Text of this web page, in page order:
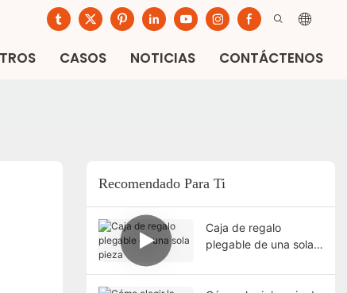
CASOS NOTICIAS CONTÁCTENOS
Recomendado Para Ti
Caja de regalo
plegable de una sola